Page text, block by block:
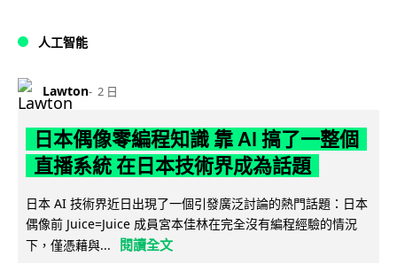
人工智能
Lawton 2 日
日本偶像零編程知識 靠 AI 搞了一整個
直播系統 在日本技術界成為話題
日本 AI 技術界近日出現了一個引發廣泛討論的熱門話題：日本
偶像前 Juice=Juice 成員宮本佳林在完全沒有編程經驗的情況
下，僅憑藉與...
閱讀全文